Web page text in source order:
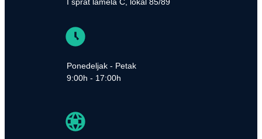
Ponedeljak - Petak
9:00h - 17:00h